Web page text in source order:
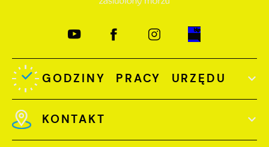
GODZINY PRACY URZĘDU
KONTAKT